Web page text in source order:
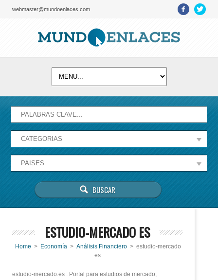
webmaster@mundoenlaces.com
ESTUDIO-MERCADO ES
Home > Economía > Análisis Financiero > estudio-mercado
es
estudio-mercado.es : Portal para estudios de mercado,